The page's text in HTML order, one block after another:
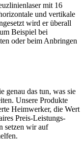
mit 16
und vertikale
wird er überall
Beispiel bei
oder beim Anbringen
genau das tun, was sie
Unsere Produkte
Heimwerker, die Wert
Preis-Leistungs-
setzen wir auf